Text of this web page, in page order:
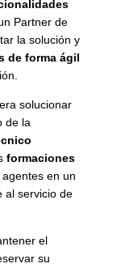
Partner de
la solución y
de forma ágil
solucionar
de la
formaciones
en un
al servicio de
el
su